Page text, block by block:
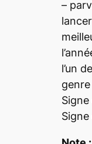
–
l’un
Signe